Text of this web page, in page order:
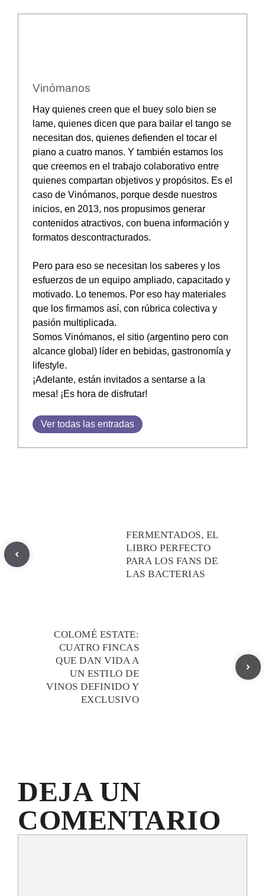
Vinómanos
Hay quienes creen que el buey solo bien se
lame, quienes dicen que para bailar el tango se
necesitan dos, quienes defienden el tocar el
piano a cuatro manos. Y también estamos los
que creemos en el trabajo colaborativo entre
quienes compartan objetivos y propósitos. Es el
caso de Vinómanos, porque desde nuestros
inicios, en 2013, nos propusimos generar
contenidos atractivos, con buena información y
formatos descontracturados.
Pero para eso se necesitan los saberes y los
esfuerzos de un equipo ampliado, capacitado y
motivado. Lo tenemos. Por eso hay materiales
que los firmamos así, con rúbrica colectiva y
pasión multiplicada.
Somos Vinómanos, el sitio (argentino pero con
alcance global) líder en bebidas, gastronomía y
lifestyle.
¡Adelante, están invitados a sentarse a la
mesa! ¡Es hora de disfrutar!
Ver todas las entradas
FERMENTADOS, EL
LIBRO PERFECTO
PARA LOS FANS DE
LAS BACTERIAS
COLOMÉ ESTATE:
CUATRO FINCAS
QUE DAN VIDA A
UN ESTILO DE
VINOS DEFINIDO Y
EXCLUSIVO
DEJA UN
COMENTARIO